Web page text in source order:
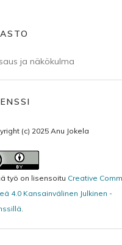
ja näkökulma
(c) 2025 Anu Jokela
työ on lisensoitu Creative
4.0 Kansainvälinen Julkinen -
.